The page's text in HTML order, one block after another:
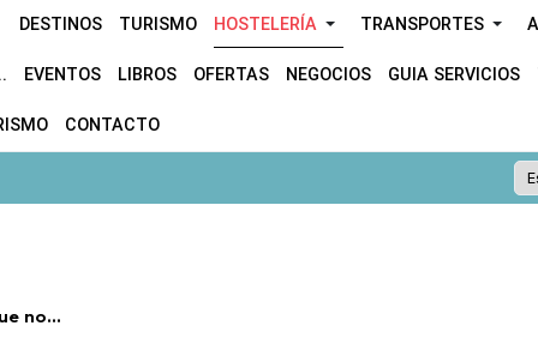
DESTINOS TURISMO HOSTELERÍA TRANSPORTES
EVENTOS LIBROS OFERTAS NEGOCIOS GUIA SERVICIOS
CONTACTO
no...